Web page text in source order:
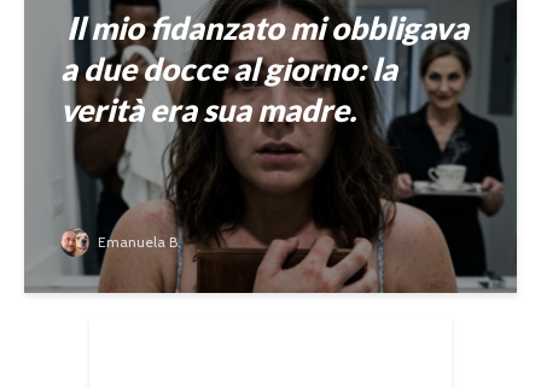
Il mio fidanzato mi obbligava
a due docce al giorno: la
verità era sua madre.
Emanuela B.